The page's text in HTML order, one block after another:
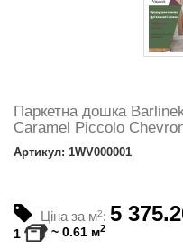
Паркетна дошка
Caramel Piccolo
Артикул: 1WV000001
Ціна за м2: 5
1 ~ 0.61 м2